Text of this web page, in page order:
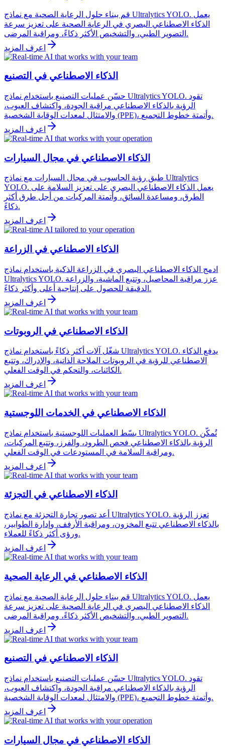
قم ببناء حلول الرعاية الصحية مع نماذج Ultralytics YOLO. يعمل
الذكاء الاصطناعي البصري في الرعاية الصحية على تعزيز سرعة
التصوير الطبي، والتشخيص الأكثر ذكاءً، ومراقبة المرضى.
اعرف المزيد
الذكاء الاصطناعي في التصنيع
حسّن عمليات التصنيع باستخدام نماذج Ultralytics YOLO. تقود
الرؤية بالذكاء الاصطناعي مراقبة الجودة، واكتشاف العيوب،
والامتثال لمعدات الوقاية الشخصية (PPE)، وأتمتة خطوط التجميع.
اعرف المزيد
الذكاء الاصطناعي في مجال السيارات
طبق رؤية الحاسوب في مجال السيارات مع نماذج Ultralytics
YOLO. يعمل الذكاء الاصطناعي البصري على تعزيز السلامة على
الطرق، ومساعدة السائق، وأتمتة المركبات من أجل طرق أكثر
ذكاءً.
اعرف المزيد
الذكاء الاصطناعي في الزراعة
ادمج الذكاء الاصطناعي البصري في الزراعة الذكية باستخدام نماذج
Ultralytics YOLO. عزز مراقبة المحاصيل، وتتبع الماشية، والزراعة
الدقيقة للحصول على إنتاجية أعلى وأكثر ذكاءً.
اعرف المزيد
الذكاء الاصطناعي في الروبوتات
شغّل آلات أكثر ذكاءً باستخدام نماذج Ultralytics YOLO. يدفع الذكاء
الاصطناعي للرؤية في الروبوتات الملاحة الذاتية، والإدراك، وتتبع
الكائنات، والتحكم في الوقت الفعلي.
اعرف المزيد
الذكاء الاصطناعي في الخدمات اللوجستية
بسّط العمليات اللوجستية باستخدام نماذج Ultralytics YOLO. تُمكّن
الرؤية بالذكاء الاصطناعي فحص الطرود، والفرز، وتتبع المركبات،
ومراقبة السلامة في المستودعات في الوقت الفعلي.
اعرف المزيد
الذكاء الاصطناعي في التجزئة
أعد تصور تجارة التجزئة مع نماذج Ultralytics YOLO. تعزز الرؤية
بالذكاء الاصطناعي تتبع المخزون، ومراقبة الأرفف، وإدارة الطوابير،
ورؤى أكثر ذكاءً للعملاء.
اعرف المزيد
الذكاء الاصطناعي في الرعاية الصحية
قم ببناء حلول الرعاية الصحية مع نماذج Ultralytics YOLO. يعمل
الذكاء الاصطناعي البصري في الرعاية الصحية على تعزيز سرعة
التصوير الطبي، والتشخيص الأكثر ذكاءً، ومراقبة المرضى.
اعرف المزيد
الذكاء الاصطناعي في التصنيع
حسّن عمليات التصنيع باستخدام نماذج Ultralytics YOLO. تقود
الرؤية بالذكاء الاصطناعي مراقبة الجودة، واكتشاف العيوب،
والامتثال لمعدات الوقاية الشخصية (PPE)، وأتمتة خطوط التجميع.
اعرف المزيد
الذكاء الاصطناعي في مجال السيارات